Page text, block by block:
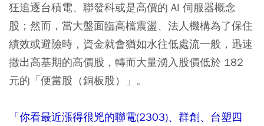
狂追逐台積電、聯發科或是高價的 AI 伺服器概念
股；然而，當大盤面臨高檔震盪、法人機構為了保住
績效或避險時，資金就會猶如水往低處流一般，迅速
撤出高基期的高價股，轉而大量湧入股價低於 182
元的「便當股（銅板股）」。
「你看最近漲得很兇的聯電(2303)、群創、台塑四